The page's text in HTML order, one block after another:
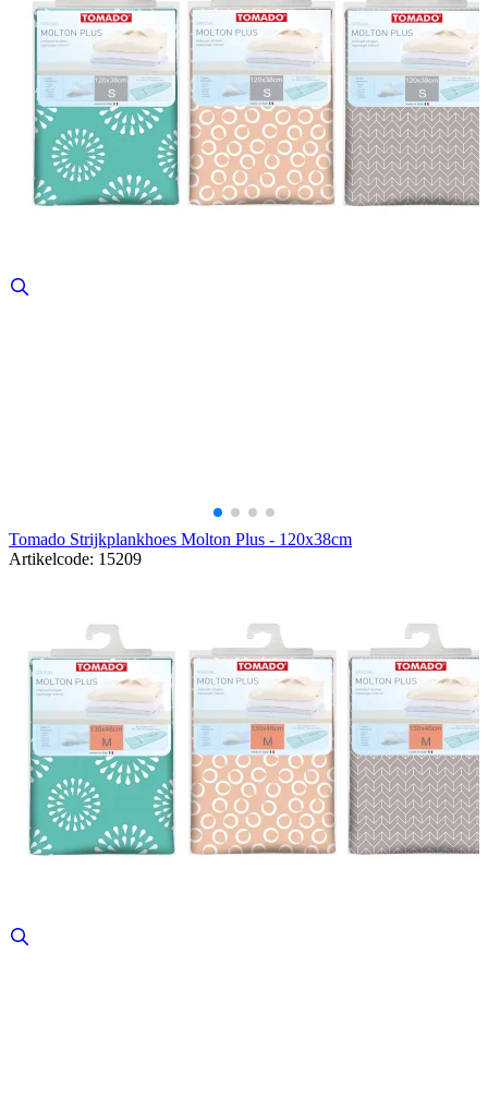
Tomado Strijkplankhoes Molton Plus - 120x38cm
Artikelcode: 15209